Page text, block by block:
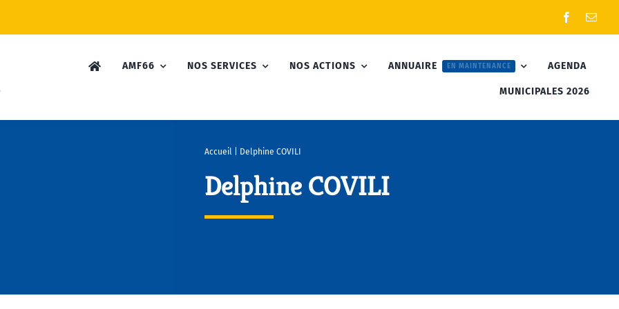
AMF66 NOS SERVICES NOS ACTIONS ANNUAIRE EN MAINTENANCE AGENDA
MUNICIPALES 2026
Accueil| Delphine COVILI
Delphine COVILI